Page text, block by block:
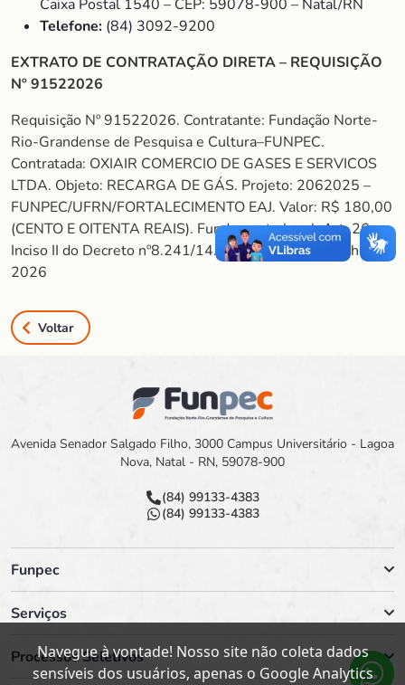
Caixa Postal 1540 – CEP: 59078-900 – Natal/RN
Telefone: (84) 3092-9200
EXTRATO DE CONTRATAÇÃO DIRETA – REQUISIÇÃO
Nº 91522026
Requisição Nº 91522026. Contratante: Fundação Norte-
Rio-Grandense de Pesquisa e Cultura–FUNPEC.
Contratada: OXIAIR COMERCIO DE GASES E SERVICOS
LTDA. Objeto: RECARGA DE GÁS. Projeto: 2062025 –
FUNPEC/UFRN/FORTALECIMENTO EAJ. Valor: R$ 180,00
(CENTO E OITENTA REAIS). Fundamento legal: Art. 26,
Inciso II do Decreto nº8.241/14. Natal/RN, 16 de junho de
2026
Voltar
Avenida Senador Salgado Filho, 3000 Campus Universitário - Lagoa
Nova, Natal - RN, 59078-900
(84) 99133-4383
(84) 99133-4383
Funpec
Serviços
Processos Seletivos
Navegue à vontade! Nosso site não coleta dados
sensíveis dos usuários, apenas o Google Analytics